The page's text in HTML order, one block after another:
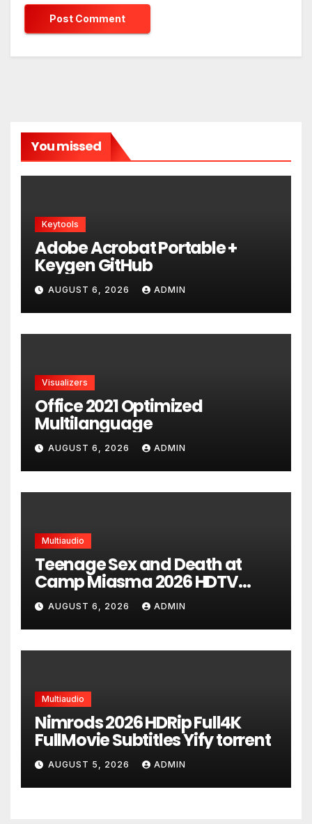
You missed
Keytools
Adobe Acrobat Portable +
Keygen GitHub
AUGUST 6, 2026 ADMIN
Visualizers
Office 2021 Optimized
Multilanguage
AUGUST 6, 2026 ADMIN
Multiaudio
Teenage Sex and Death at
Camp Miasma 2026 HDTV
UltraHD HEVC Full Movie DDP5.1
torrent
AUGUST 6, 2026 ADMIN
Multiaudio
Nimrods 2026 HDRip Full4K
FullMovie Subtitles Yify torrent
AUGUST 5, 2026 ADMIN